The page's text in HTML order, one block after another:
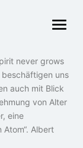
never grows
uns
auch mit Blick
von Alter
eine
Albert
open